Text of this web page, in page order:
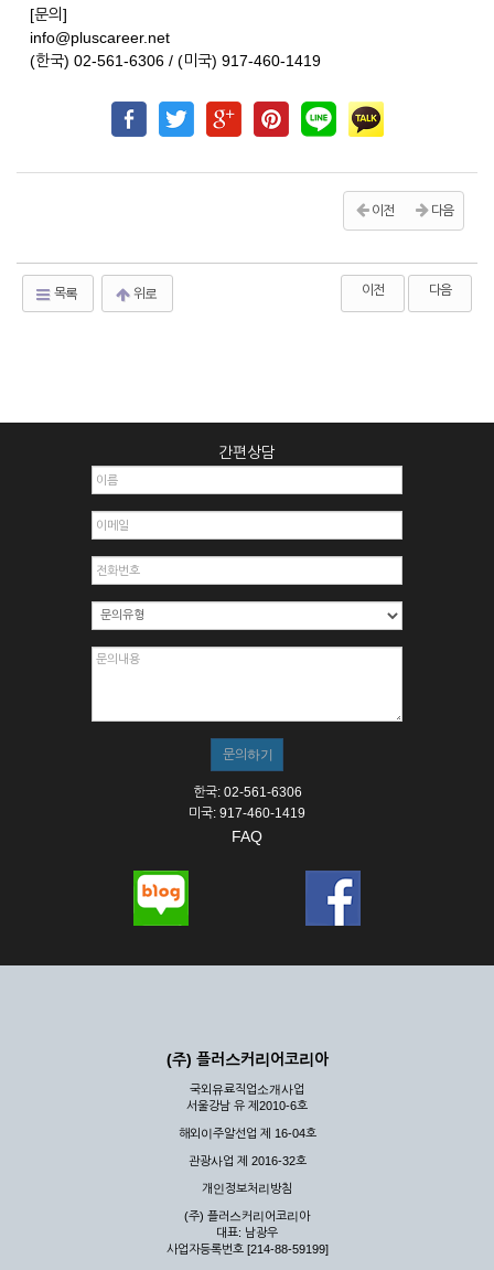
[문의]
info@pluscareer.net
(한국) 02-561-6306 / (미국) 917-460-1419
이전 다음
목록 위로 이전 다음
간편상담
한국: 02-561-6306
미국: 917-460-1419
FAQ
(주) 플러스커리어코리아
국외유료직업소개사업
서울강남 유 제2010-6호
해외이주알선업 제 16-04호
관광사업 제 2016-32호
개인정보처리방침
(주) 플러스커리어코리아
대표: 남광우
사업자등록번호 [214-88-59199]